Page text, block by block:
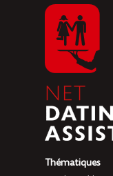
Thématiques